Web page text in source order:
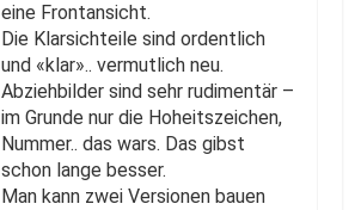
eine Frontansicht.
Die Klarsichteile sind ordentlich
und «klar».. vermutlich neu.
Abziehbilder sind sehr rudimentär –
im Grunde nur die Hoheitszeichen,
Nummer.. das wars. Das gibst
schon lange besser.
Man kann zwei Versionen bauen